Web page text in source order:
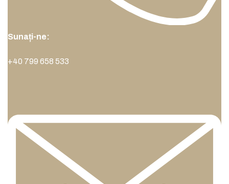
Sunați-ne:
+40 799 658 533